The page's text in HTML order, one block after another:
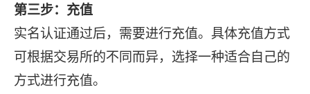
第三步：充值
实名认证通过后，需要进行充值。具体充值方式
可根据交易所的不同而异，选择一种适合自己的
方式进行充值。